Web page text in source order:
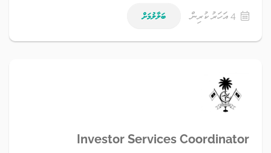
4 އަހަރު ކުރިން ބަލާލުމަށް
Investor Services Coordinator